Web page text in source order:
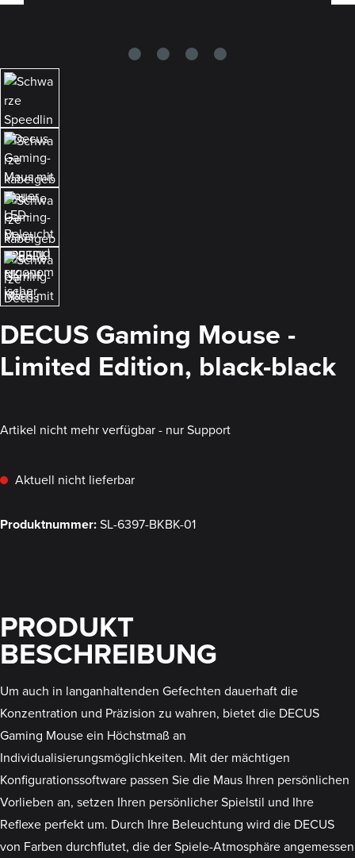
DECUS Gaming Mouse -
Limited Edition, black-black
Artikel nicht mehr verfügbar - nur Support
Aktuell nicht lieferbar
Produktnummer:SL-6397-BKBK-01
PRODUKT
BESCHREIBUNG
Um auch in langanhaltenden Gefechten dauerhaft die
Konzentration und Präzision zu wahren, bietet die DECUS
Gaming Mouse ein Höchstmaß an
Individualisierungsmöglichkeiten. Mit der mächtigen
Konfigurationssoftware passen Sie die Maus Ihren persönlichen
Vorlieben an, setzen Ihren persönlicher Spielstil und Ihre
Reflexe perfekt um. Durch Ihre Beleuchtung wird die DECUS
von Farben durchflutet, die der Spiele-Atmosphäre angemessen